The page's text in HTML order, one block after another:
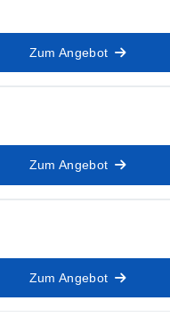
Zum Angebot
Zum Angebot
Zum Angebot